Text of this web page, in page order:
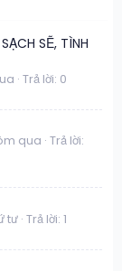
SẼ, TÌNH
Trả lời: 0
qua Trả lời:
tư Trả lời: 1